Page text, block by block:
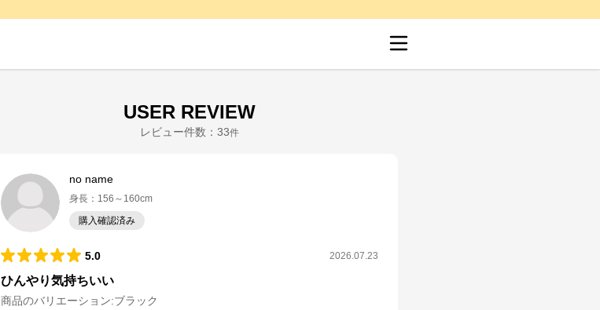
USER REVIEW
レビュー件数： 33件
no name
身長 ： 156～160cm
購入確認済み
5.0 2026.07.23
ひんやり気持ちいい
商品のバリエーション:ブラック